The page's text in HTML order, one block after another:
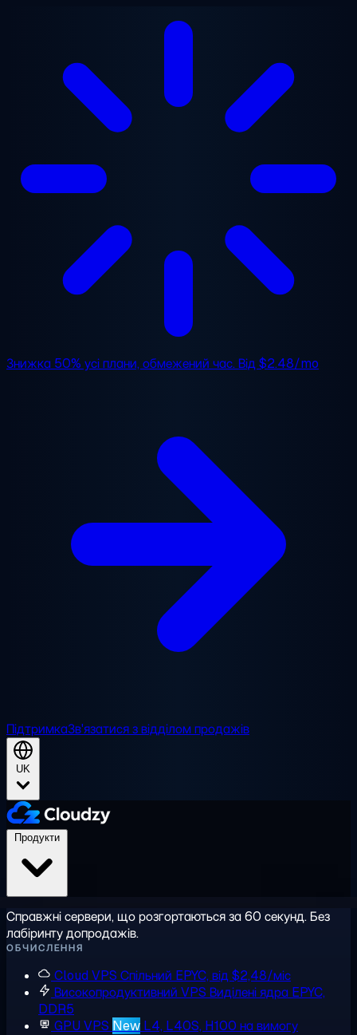
Знижка 50% усі плани, обмежений час. Від$2.48/mo
ПідтримкаЗв'язатися з відділом продажів
UK
Справжні сервери, що розгортаються за 60 секунд. Без
лабіринту допродажів.
ОБЧИСЛЕННЯ
Cloud VPS Спільний EPYC, від $2,48/міс
Високопродуктивний VPS Виділені ядра EPYC,
DDR5
GPU VPS New L4, L40S, H100 на вимогу